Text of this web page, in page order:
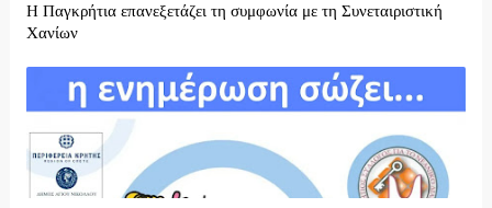
H Παγκρήτια επανεξετάζει τη συμφωνία με τη Συνεταιριστική
Χανίων